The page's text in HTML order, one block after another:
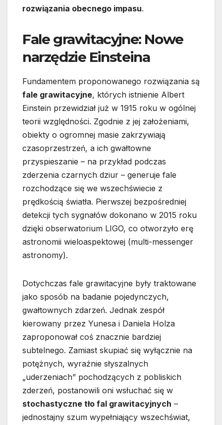
rozwiązania obecnego impasu.
Fale grawitacyjne: Nowe
narzędzie Einsteina
Fundamentem proponowanego rozwiązania są
fale grawitacyjne, których istnienie Albert
Einstein przewidział już w 1915 roku w ogólnej
teorii względności. Zgodnie z jej założeniami,
obiekty o ogromnej masie zakrzywiają
czasoprzestrzeń, a ich gwałtowne
przyspieszanie – na przykład podczas
zderzenia czarnych dziur – generuje fale
rozchodzące się we wszechświecie z
prędkością światła. Pierwszej bezpośredniej
detekcji tych sygnałów dokonano w 2015 roku
dzięki obserwatorium LIGO, co otworzyło erę
astronomii wieloaspektowej (multi-messenger
astronomy).
Dotychczas fale grawitacyjne były traktowane
jako sposób na badanie pojedynczych,
gwałtownych zdarzeń. Jednak zespół
kierowany przez Yunesa i Daniela Holza
zaproponował coś znacznie bardziej
subtelnego. Zamiast skupiać się wyłącznie na
potężnych, wyraźnie słyszalnych
„uderzeniach” pochodzących z pobliskich
zderzeń, postanowili oni wsłuchać się w
stochastyczne tło fal grawitacyjnych –
jednostajny szum wypełniający wszechświat,